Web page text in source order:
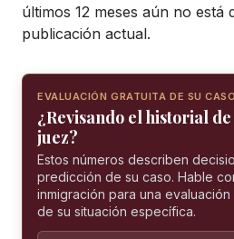
últimos 12 meses aún no está
publicación actual.
EVALUACIÓN GRATUITA DE SU CASO
¿Revisando el historial
juez?
Estos números describen
predicción de su caso. Hable
inmigración para una
de su situación específica.